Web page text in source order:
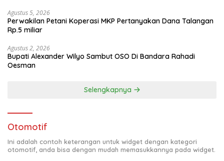
Agustus 5, 2026
Perwakilan Petani Koperasi MKP Pertanyakan Dana Talangan
Rp.5 miliar
Agustus 2, 2026
Bupati Alexander Wilyo Sambut OSO Di Bandara Rahadi
Oesman
Selengkapnya
Otomotif
Ini adalah contoh keterangan untuk widget dengan kategori
otomotif, anda bisa dengan mudah memasukkannya pada widget.